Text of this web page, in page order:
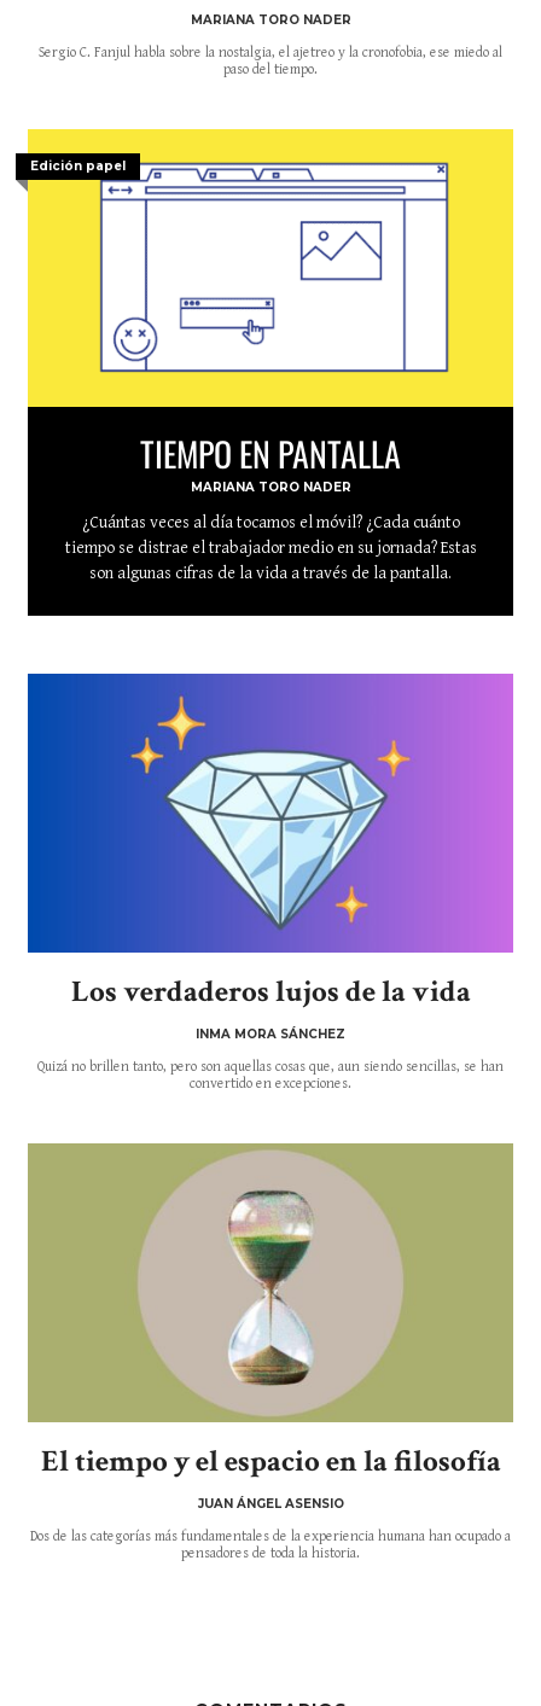
MARIANA TORO NADER
Sergio C. Fanjul habla sobre la nostalgia, el ajetreo y la cronofobia, ese miedo al
paso del tiempo.
Edición papel
TIEMPO EN PANTALLA
MARIANA TORO NADER
¿Cuántas veces al día tocamos el móvil? ¿Cada cuánto
tiempo se distrae el trabajador medio en su jornada? Estas
son algunas cifras de la vida a través de la pantalla.
Los verdaderos lujos de la vida
INMA MORA SÁNCHEZ
Quizá no brillen tanto, pero son aquellas cosas que, aun siendo sencillas, se han
convertido en excepciones.
El tiempo y el espacio en la filosofía
JUAN ÁNGEL ASENSIO
Dos de las categorías más fundamentales de la experiencia humana han ocupado a
pensadores de toda la historia.